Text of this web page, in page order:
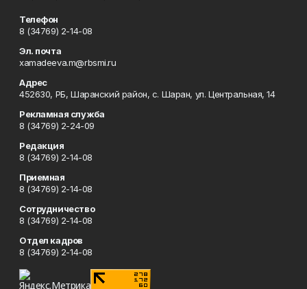
Телефон
8 (34769) 2-14-08
Эл. почта
xamadeeva.m@rbsmi.ru
Адрес
452630, РБ, Шаранский район, с. Шаран, ул. Центральная, 14
Рекламная служба
8 (34769) 2-24-09
Редакция
8 (34769) 2-14-08
Приемная
8 (34769) 2-14-08
Сотрудничество
8 (34769) 2-14-08
Отдел кадров
8 (34769) 2-14-08